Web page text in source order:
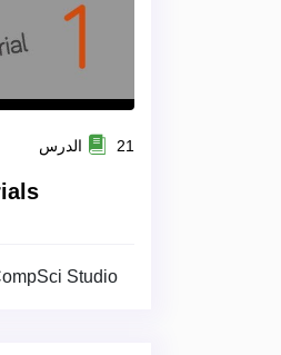
21 الدرس
Studio